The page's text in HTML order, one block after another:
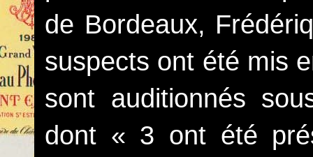
de Bordeaux,
suspects ont été mis
sont auditionnés
dont « 3 ont été